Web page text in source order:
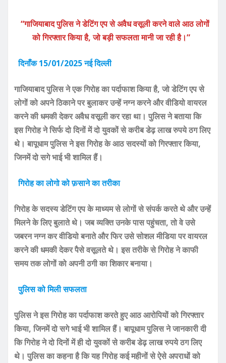
“गाजियाबाद पुलिस ने डेटिंग एप से अवैध वसूली करने वाले आठ लोगों
को गिरफ्तार किया है, जो बड़ी सफलता मानी जा रही है।”
दिनाँक 15/01/2025 नई दिल्ली
गाजियाबाद पुलिस ने एक गिरोह का पर्दाफाश किया है, जो डेटिंग एप से
लोगों को अपने ठिकाने पर बुलाकर उन्हें नग्न करने और वीडियो वायरल
करने की धमकी देकर अवैध वसूली कर रहा था। पुलिस ने बताया कि
इस गिरोह ने सिर्फ दो दिनों में दो युवकों से करीब डेढ़ लाख रुपये ठग लिए
थे। बापूधाम पुलिस ने इस गिरोह के आठ सदस्यों को गिरफ्तार किया,
जिनमें दो सगे भाई भी शामिल हैं।
गिरोह का लोगो को फ़साने का तरीका
गिरोह के सदस्य डेटिंग एप के माध्यम से लोगों से संपर्क करते थे और उन्हें
मिलने के लिए बुलाते थे। जब व्यक्ति उनके पास पहुंचता, तो वे उसे
जबरन नग्न कर वीडियो बनाते और फिर उसे सोशल मीडिया पर वायरल
करने की धमकी देकर पैसे वसूलते थे। इस तरीके से गिरोह ने काफी
समय तक लोगों को अपनी ठगी का शिकार बनाया।
पुलिस को मिली सफलता
पुलिस ने इस गिरोह का पर्दाफाश करते हुए आठ आरोपियों को गिरफ्तार
किया, जिनमें दो सगे भाई भी शामिल हैं। बापूधाम पुलिस ने जानकारी दी
कि गिरोह ने दो दिनों में ही दो युवकों से करीब डेढ़ लाख रुपये ठग लिए
थे। पुलिस का कहना है कि यह गिरोह कई महीनों से ऐसे अपराधों को